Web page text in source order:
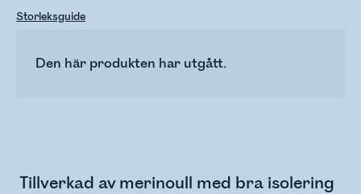
Storleksguide
Den här produkten har utgått.
Tillverkad av merinoull med bra isolering